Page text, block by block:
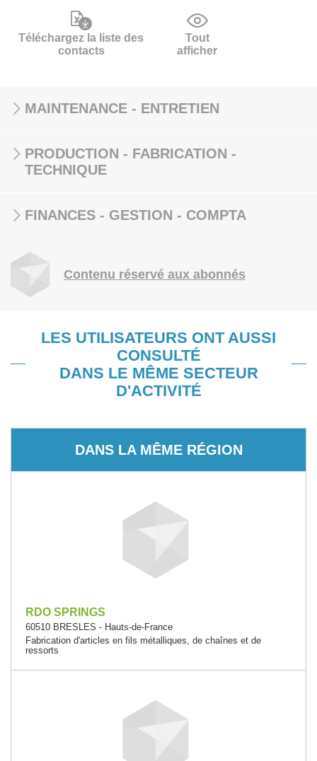
Téléchargez la liste des
contacts
Tout
afficher
MAINTENANCE - ENTRETIEN
PRODUCTION - FABRICATION -
TECHNIQUE
FINANCES - GESTION - COMPTA
Contenu réservé aux abonnés
LES UTILISATEURS ONT AUSSI
CONSULTÉ
DANS LE MÊME SECTEUR
D'ACTIVITÉ
DANS LA MÊME RÉGION
RDO SPRINGS
60510 BRESLES - Hauts-de-France
Fabrication d'articles en fils métalliques, de chaînes et de
ressorts